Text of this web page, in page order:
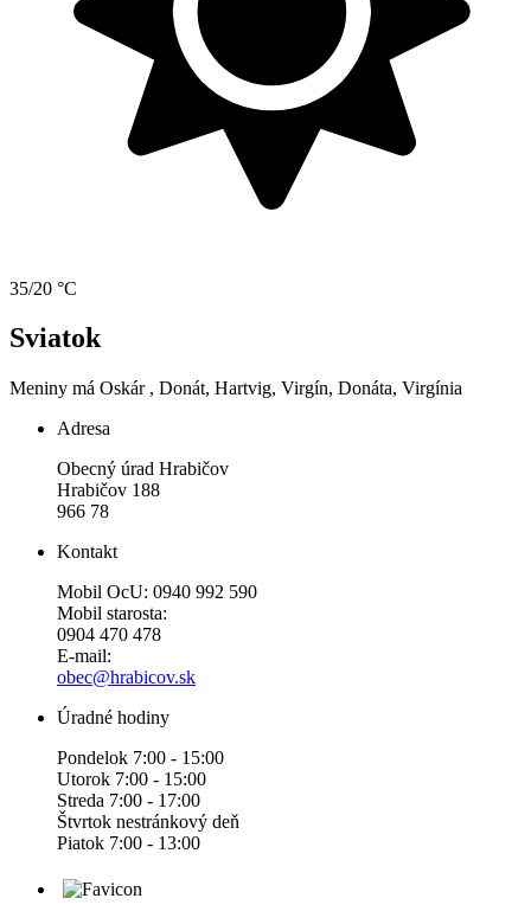
35/20 °C
Sviatok
Meniny má Oskár , Donát, Hartvig, Virgín, Donáta, Virgínia
Adresa
Obecný úrad Hrabičov
Hrabičov 188
966 78
Kontakt
Mobil OcU: 0940 992 590
Mobil starosta:
0904 470 478
E-mail:
obec@hrabicov.sk
Úradné hodiny
Pondelok 7:00 - 15:00
Utorok 7:00 - 15:00
Streda 7:00 - 17:00
Štvrtok nestránkový deň
Piatok 7:00 - 13:00